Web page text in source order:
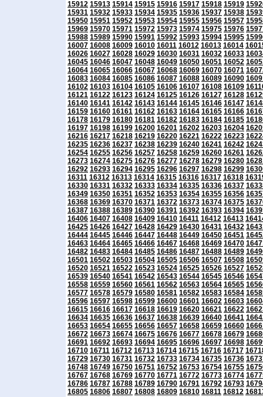
15912 15913 15914 15915 15916 15917 15918 15919
15931 15932 15933 15934 15935 15936 15937 15938
15950 15951 15952 15953 15954 15955 15956 15957
15969 15970 15971 15972 15973 15974 15975 15976
15988 15989 15990 15991 15992 15993 15994 15995
16007 16008 16009 16010 16011 16012 16013 16014
16026 16027 16028 16029 16030 16031 16032 16033
16045 16046 16047 16048 16049 16050 16051 16052
16064 16065 16066 16067 16068 16069 16070 16071
16083 16084 16085 16086 16087 16088 16089 16090
16102 16103 16104 16105 16106 16107 16108 16109
16121 16122 16123 16124 16125 16126 16127 16128
16140 16141 16142 16143 16144 16145 16146 16147
16159 16160 16161 16162 16163 16164 16165 16166
16178 16179 16180 16181 16182 16183 16184 16185
16197 16198 16199 16200 16201 16202 16203 16204
16216 16217 16218 16219 16220 16221 16222 16223
16235 16236 16237 16238 16239 16240 16241 16242
16254 16255 16256 16257 16258 16259 16260 16261
16273 16274 16275 16276 16277 16278 16279 16280
16292 16293 16294 16295 16296 16297 16298 16299
16311 16312 16313 16314 16315 16316 16317 16318
16330 16331 16332 16333 16334 16335 16336 16337
16349 16350 16351 16352 16353 16354 16355 16356
16368 16369 16370 16371 16372 16373 16374 16375
16387 16388 16389 16390 16391 16392 16393 16394
16406 16407 16408 16409 16410 16411 16412 16413
16425 16426 16427 16428 16429 16430 16431 16432
16444 16445 16446 16447 16448 16449 16450 16451
16463 16464 16465 16466 16467 16468 16469 16470
16482 16483 16484 16485 16486 16487 16488 16489
16501 16502 16503 16504 16505 16506 16507 16508
16520 16521 16522 16523 16524 16525 16526 16527
16539 16540 16541 16542 16543 16544 16545 16546
16558 16559 16560 16561 16562 16563 16564 16565
16577 16578 16579 16580 16581 16582 16583 16584
16596 16597 16598 16599 16600 16601 16602 16603
16615 16616 16617 16618 16619 16620 16621 16622
16634 16635 16636 16637 16638 16639 16640 16641
16653 16654 16655 16656 16657 16658 16659 16660
16672 16673 16674 16675 16676 16677 16678 16679
16691 16692 16693 16694 16695 16696 16697 16698
16710 16711 16712 16713 16714 16715 16716 16717
16729 16730 16731 16732 16733 16734 16735 16736
16748 16749 16750 16751 16752 16753 16754 16755
16767 16768 16769 16770 16771 16772 16773 16774
16786 16787 16788 16789 16790 16791 16792 16793
16805 16806 16807 16808 16809 16810 16811 16812